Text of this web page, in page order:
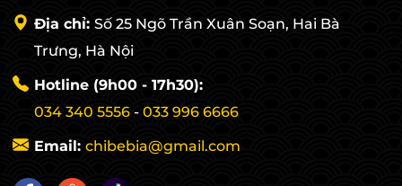
Địa chỉ: Số 25 Ngõ Trần Xuân Soạn, Hai Bà
Trưng, Hà Nội
Hotline (9h00 - 17h30):
034 340 5556 - 033 996 6666
Email: chibebia@gmail.com